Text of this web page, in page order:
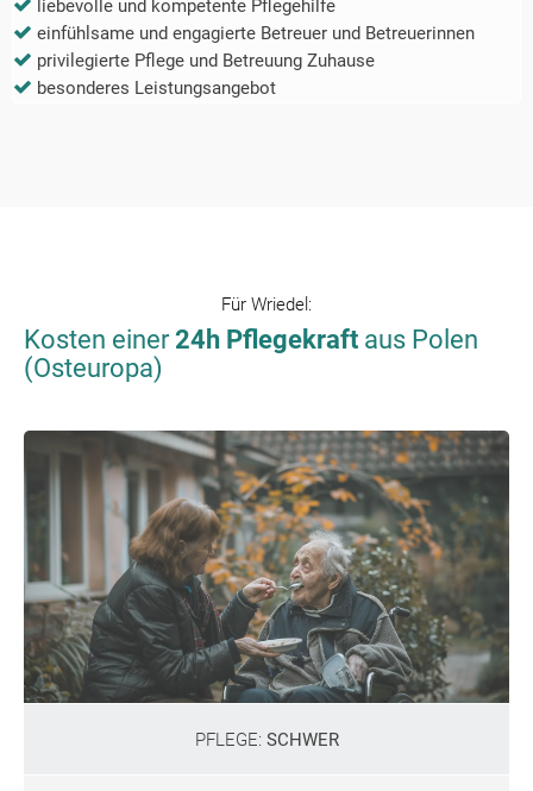
liebevolle und kompetente Pflegehilfe
einfühlsame und engagierte Betreuer und Betreuerinnen
privilegierte Pflege und Betreuung Zuhause
besonderes Leistungsangebot
Für Wriedel :
Kosten einer24h Pflegekraft aus Polen
(Osteuropa)
PFLEGE: SCHWER